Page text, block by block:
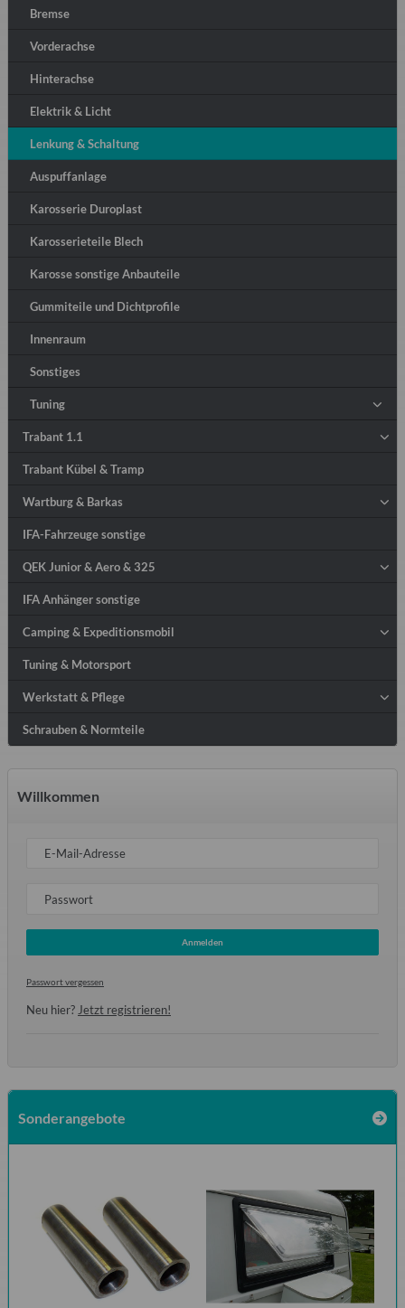
Bremse
Vorderachse
Hinterachse
Elektrik & Licht
Lenkung & Schaltung
Auspuffanlage
Karosserie Duroplast
Karosserieteile Blech
Karosse sonstige Anbauteile
Gummiteile und Dichtprofile
Innenraum
Sonstiges
Tuning
Trabant 1.1
Trabant Kübel & Tramp
Wartburg & Barkas
IFA-Fahrzeuge sonstige
QEK Junior & Aero & 325
IFA Anhänger sonstige
Camping & Expeditionsmobil
Tuning & Motorsport
Werkstatt & Pflege
Schrauben & Normteile
Willkommen
E-Mail-Adresse
Passwort
Anmelden
Passwort vergessen
Neu hier? Jetzt registrieren!
Sonderangebote